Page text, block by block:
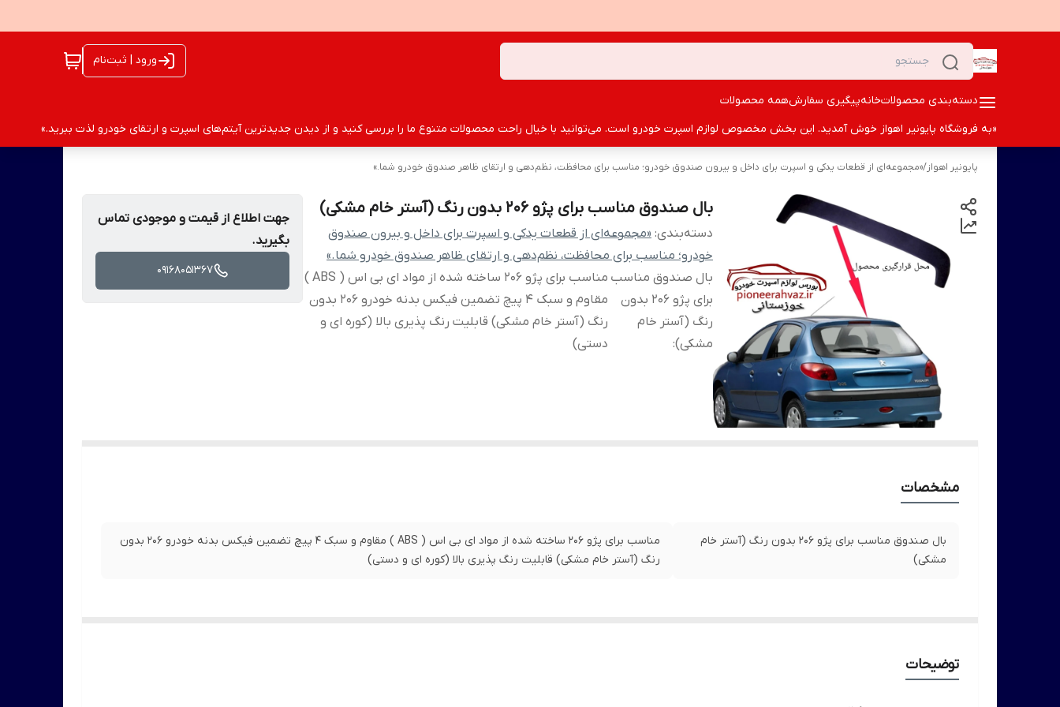
ورود | ثبت‌نام
دسته‌بندی محصولاتخانهپیگیری سفارشهمه محصولات
«به فروشگاه پایونیر اهواز خوش آمدید. این بخش مخصوص لوازم اسپرت خودرو است. می‌توانید با خیال راحت محصولات متنوع ما را بررسی کنید و از دیدن جدیدترین آیتم‌های اسپرت و ارتقای خودرو لذت ببرید.»
پایونیر اهواز/«مجموعه‌ای از قطعات یدکی و اسپرت برای داخل و بیرون صندوق خودرو؛ مناسب برای محافظت، نظم‌دهی و ارتقای ظاهر صندوق خودرو شما.»
بال صندوق مناسب برای پژو 206 بدون رنگ (آستر خام مشکی)
دسته‌بندی: «مجموعه‌ای از قطعات یدکی و اسپرت برای داخل و بیرون صندوق
خودرو؛ مناسب برای محافظت، نظم‌دهی و ارتقای ظاهر صندوق خودرو شما.»
بال صندوق مناسب
برای پژو 206 بدون
رنگ (آستر خام
مشکی):
مناسب برای پژو 206 ساخته شده از مواد ای بی اس ( ABS )
مقاوم و سبک 4 پیچ تضمین فیکس بدنه خودرو 206 بدون
رنگ (آستر خام مشکی) قابلیت رنگ پذیری بالا (کوره ای و
دستی)
جهت اطلاع از قیمت و موجودی تماس
بگیرید.
09168051367
مشخصات
بال صندوق مناسب برای پژو 206 بدون رنگ (آستر خام
مشکی)
مناسب برای پژو 206 ساخته شده از مواد ای بی اس ( ABS ) مقاوم و سبک 4 پیچ تضمین فیکس بدنه خودرو 206 بدون
رنگ (آستر خام مشکی) قابلیت رنگ پذیری بالا (کوره ای و دستی)
توضیحات